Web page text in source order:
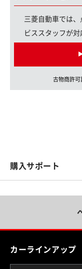
三菱自動車では
ビススタッフが対
古物商許
購入サポート
カーラインアップ